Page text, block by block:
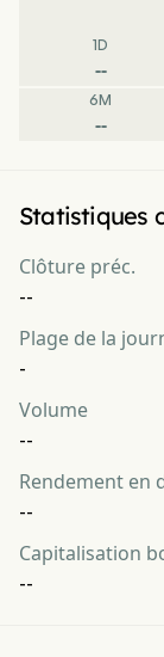
1D
--
6M
--
Statistiques
Clôture préc.
--
Plage de la
-
Volume
--
Rendement en
--
Capitalisation
--